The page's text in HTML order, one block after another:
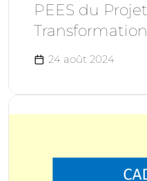
PEES du
24 août 2024